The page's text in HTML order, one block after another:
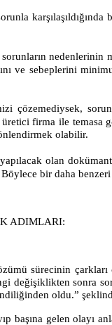
karşılaşıldığında
sorunların
ve sebeplerini
çözemediysek,
firma ile temasa
olabilir.
olan
bir daha
ADIMLARI:
sürecinin
değişiklikten sonra
oldu.”
başına gelen